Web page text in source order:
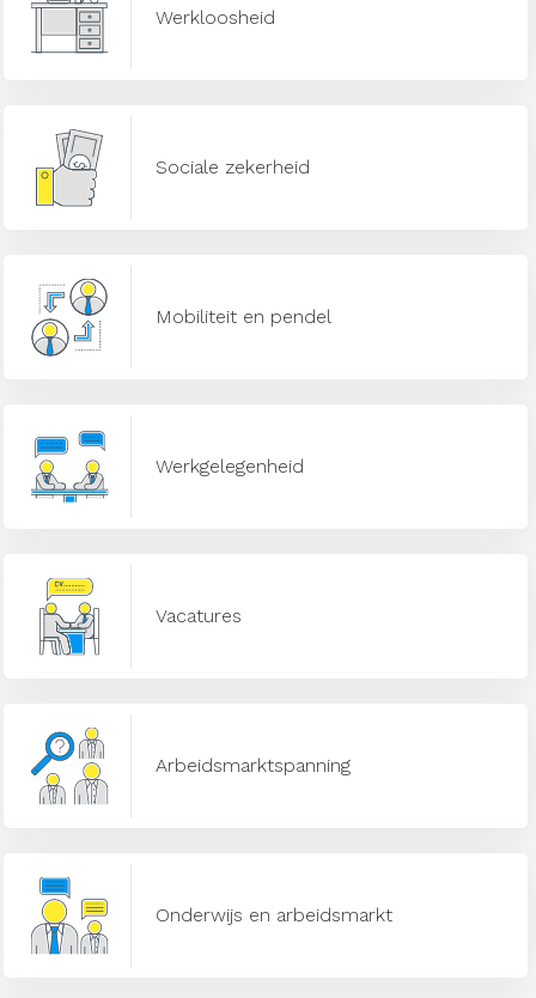
Werkloosheid
Sociale zekerheid
Mobiliteit en pendel
Werkgelegenheid
Vacatures
Arbeidsmarktspanning
Onderwijs en arbeidsmarkt